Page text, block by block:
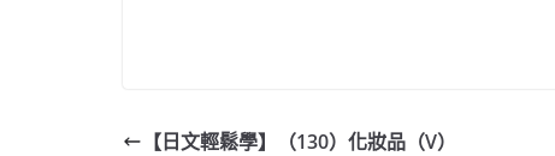
【日文輕鬆學】（130）化妝品（V）